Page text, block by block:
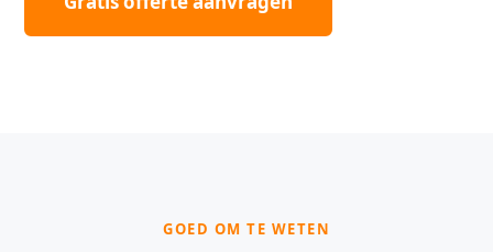
GOED OM TE WETEN